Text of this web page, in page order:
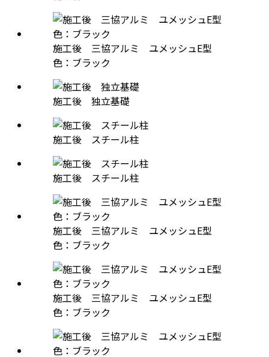
施工後 三協アルミ ユメッシュE型
色：ブラック
施工後 独立基礎
施工後 スチール柱
施工後 スチール柱
施工後 三協アルミ ユメッシュE型
色：ブラック
施工後 三協アルミ ユメッシュE型
色：ブラック